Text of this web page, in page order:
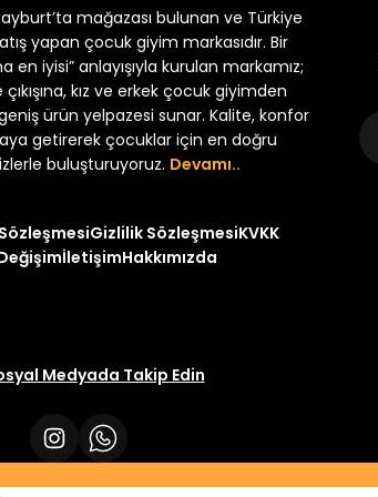
Yeni
₺ 320 ₺ 250
mağazası bulunan ve Türkiye
yapan çocuk giyim markasıdır. Bir
iyisi” anlayışıyla kurulan markamız;
kız ve erkek çocuk giyimden
ürün yelpazesi sunar. Kalite, konfor
getirerek çocuklar için en doğru
buluşturuyoruz. Devamı..
Gizlilik SözleşmesiKVKK
İletişimHakkımızda
Medyada Takip Edin